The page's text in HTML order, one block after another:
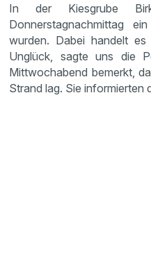
In der Kiesgrube
Donnerstagnachmittag
wurden. Dabei handelt
Unglück, sagte uns die
Mittwochabend bemerkt,
Strand lag. Sie informierten